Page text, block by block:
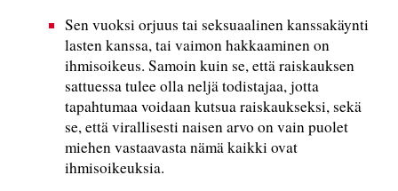
Sen vuoksi orjuus tai seksuaalinen kanssakäynti
lasten kanssa, tai vaimon hakkaaminen on
ihmisoikeus. Samoin kuin se, että raiskauksen
sattuessa tulee olla neljä todistajaa, jotta
tapahtumaa voidaan kutsua raiskaukseksi, sekä
se, että virallisesti naisen arvo on vain puolet
miehen vastaavasta nämä kaikki ovat
ihmisoikeuksia.